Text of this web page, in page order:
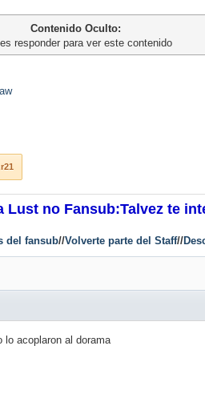
Contenido Oculto:
responder para ver este contenido
Lust no Fansub:Talvez te
del fansub//Volverte parte del Staff//
acoplaron al dorama